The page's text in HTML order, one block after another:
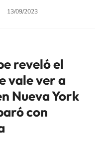
13/09/2023
reveló el
vale ver a
Nueva York
con